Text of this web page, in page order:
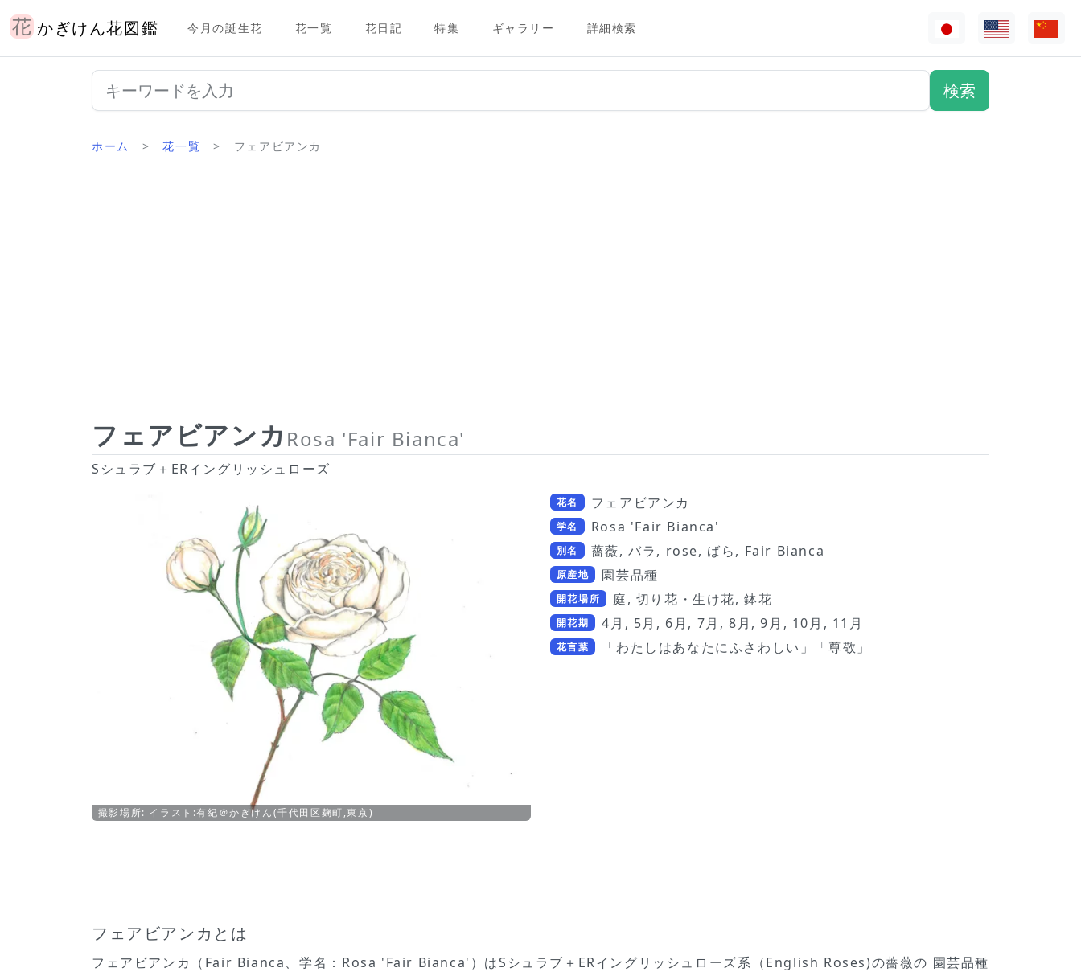
かぎけん花図鑑 今月の誕生花 花一覧 花日記 特集 ギャラリー 詳細検索
ホーム 花一覧 フェアビアンカ
フェアビアンカ Rosa 'Fair Bianca'
Sシュラブ＋ERイングリッシュローズ
撮影場所: イラスト:有紀＠かぎけん(千代田区麹町,東京)
花名 フェアビアンカ
学名 Rosa 'Fair Bianca'
別名 薔薇, バラ, rose, ばら, Fair Bianca
原産地 園芸品種
開花場所 庭, 切り花・生け花, 鉢花
開花期 4月, 5月, 6月, 7月, 8月, 9月, 10月, 11月
花言葉 「わたしはあなたにふさわしい」「尊敬」
フェアビアンカとは
フェアビアンカ（Fair Bianca、学名：Rosa 'Fair Bianca'）はSシュラブ＋ERイングリッシュローズ系（English Roses)の薔薇の 園芸品種